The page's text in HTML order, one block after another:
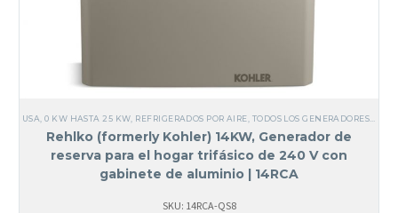
USA ,0 KW HASTA 25 KW REFRIGERADOS POR AIRE TODOS LOS GENERADORES
Rehlko (formerly Kohler) 14KW, Generador de
reserva para el hogar trifásico de 240 V con
gabinete de aluminio | 14RCA
SKU: 14RCA-QS8